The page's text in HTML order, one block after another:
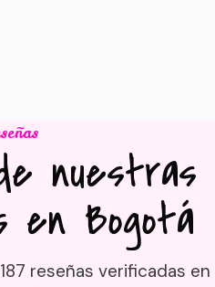
nuestras
en Bogotá
reseñas verificadas en